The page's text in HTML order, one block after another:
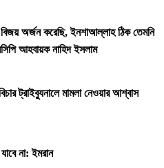
অর্জন করেছি, ইনশাআল্লাহ ঠিক তেমনি
আহবায়ক নাহিদ ইসলাম
ট্রাইব্যুনালে মামলা নেওয়ার আশ্বাস
না: ইমরান